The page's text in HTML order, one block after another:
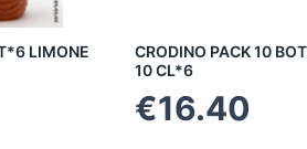
LIMONE
CRODINO PACK 10
10 CL*6
€16.40